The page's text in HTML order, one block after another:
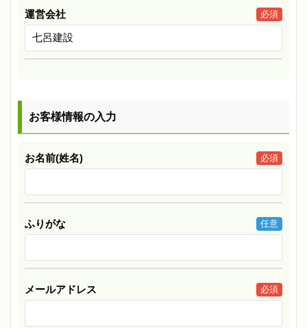
運営会社 必須
お客様情報の入力
お名前(姓名) 必須
ふりがな 任意
メールアドレス 必須